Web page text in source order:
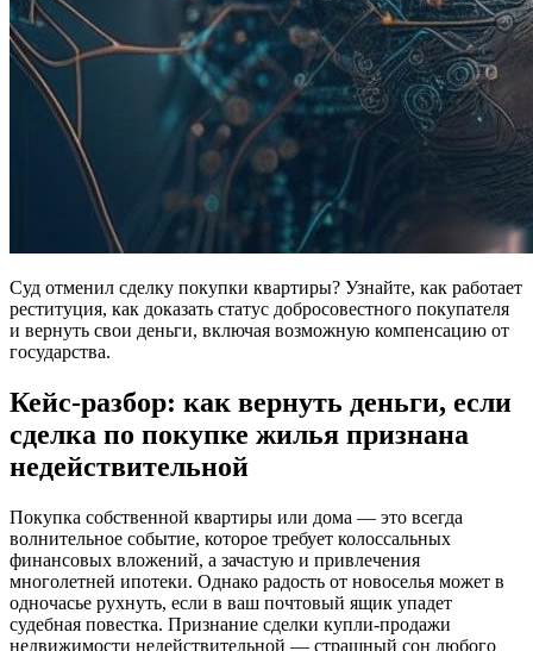
Суд отменил сделку покупки квартиры? Узнайте, как работает
реституция, как доказать статус добросовестного покупателя
и вернуть свои деньги, включая возможную компенсацию от
государства.
Кейс-разбор: как вернуть деньги, если
сделка по покупке жилья признана
недействительной
Покупка собственной квартиры или дома — это всегда
волнительное событие, которое требует колоссальных
финансовых вложений, а зачастую и привлечения
многолетней ипотеки. Однако радость от новоселья может в
одночасье рухнуть, если в ваш почтовый ящик упадет
судебная повестка. Признание сделки купли-продажи
недвижимости недействительной — страшный сон любого